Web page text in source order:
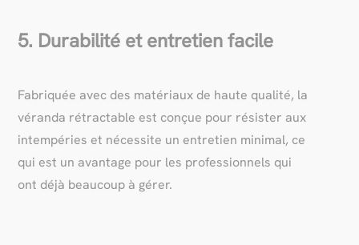
5. Durabilité et entretien facile
Fabriquée avec des matériaux de haute qualité, la
véranda rétractable est conçue pour résister aux
intempéries et nécessite un entretien minimal, ce
qui est un avantage pour les professionnels qui
ont déjà beaucoup à gérer.